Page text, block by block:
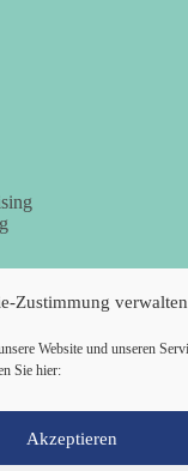
Zustimmung verwalten
Website und unseren
Sie hier:
Akzeptieren
2499 01